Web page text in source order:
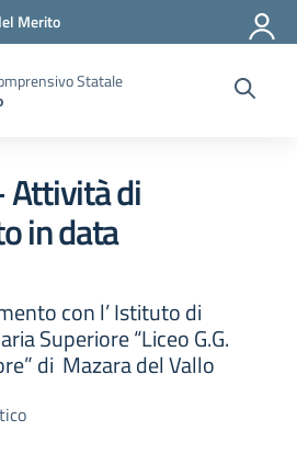
Merito
Statale
Attività di
in data
con l’ Istituto di
Superiore “Liceo G.G.
di Mazara del Vallo